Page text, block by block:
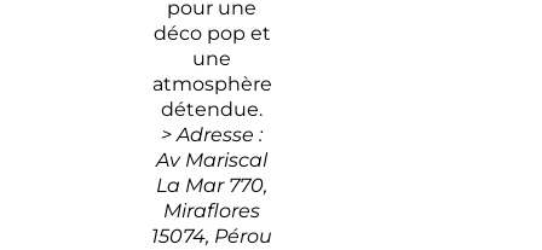
pour une
déco pop et
une
atmosphère
détendue.
> Adresse :
Av Mariscal
La Mar 770,
Miraflores
15074, Pérou